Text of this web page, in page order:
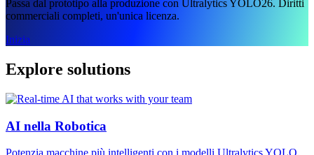
Passa dal prototipo alla produzione con Ultralytics YOLO26. Diritti
commerciali completi, un'unica licenza.
Inizia
Explore solutions
AI nella Robotica